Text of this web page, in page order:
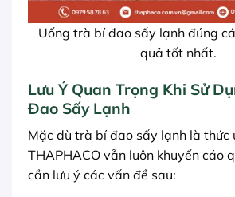
Uống trà bí đao sấy lạnh đúng
quả tốt nhất.
Lưu Ý Quan Trọng Khi Sử
Đao Sấy Lạnh
Mặc dù trà bí đao sấy lạnh là thức
THAPHACO vẫn luôn khuyến cáo
cần lưu ý các vấn đề sau: